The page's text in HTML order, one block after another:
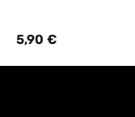
Regulärer Preis:
5,90 €